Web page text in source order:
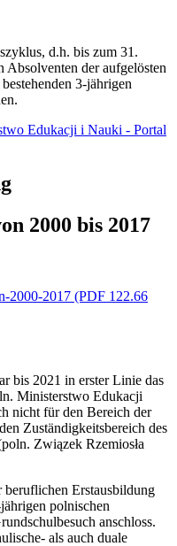
d.h. bis zum 31.
Absolventen der aufgelösten
3-jährigen
Edukacji i Nauki - Portal
2000 bis 2017
2000-2017 (PDF 122.66
bis 2021 in erster Linie das
Ministerstwo Edukacji
nicht für den Bereich der
Zuständigkeitsbereich des
Związek Rzemiosła
beruflichen Erstausbildung
polnischen
anschloss.
als auch duale